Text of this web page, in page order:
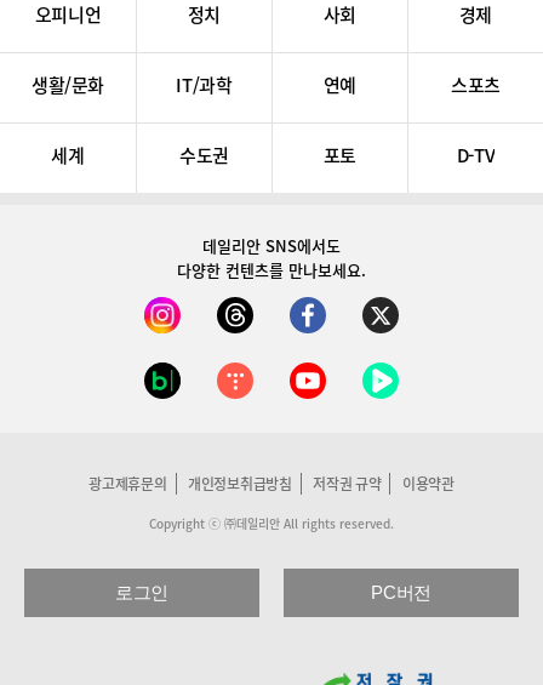
오피니언 정치 사회 경제
생활/문화 IT/과학 연예 스포츠
세계 수도권 포토 D-TV
데일리안 SNS에서도
다양한 컨텐츠를 만나보세요.
광고제휴문의 개인정보취급방침 저작권 규약 이용약관
Copyright ⓒ ㈜데일리안 All rights reserved.
로그인 PC버전